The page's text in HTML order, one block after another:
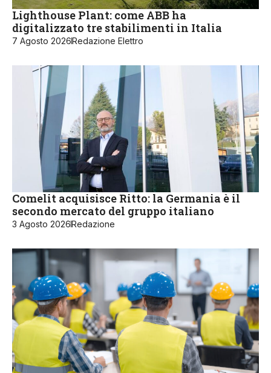
Lighthouse Plant: come ABB ha
digitalizzato tre stabilimenti in Italia
7 Agosto 2026Redazione Elettro
Comelit acquisisce Ritto: la Germania è il
secondo mercato del gruppo italiano
3 Agosto 2026Redazione